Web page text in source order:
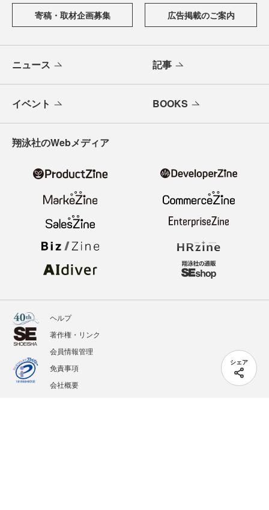
シェア
寄稿・取材企画募集 広告掲載のご案内
ニュース 記事
イベント BOOKS
翔泳社のWebメディア
ヘルプ
著作権・リンク
会員情報管理
免責事項
会社概要